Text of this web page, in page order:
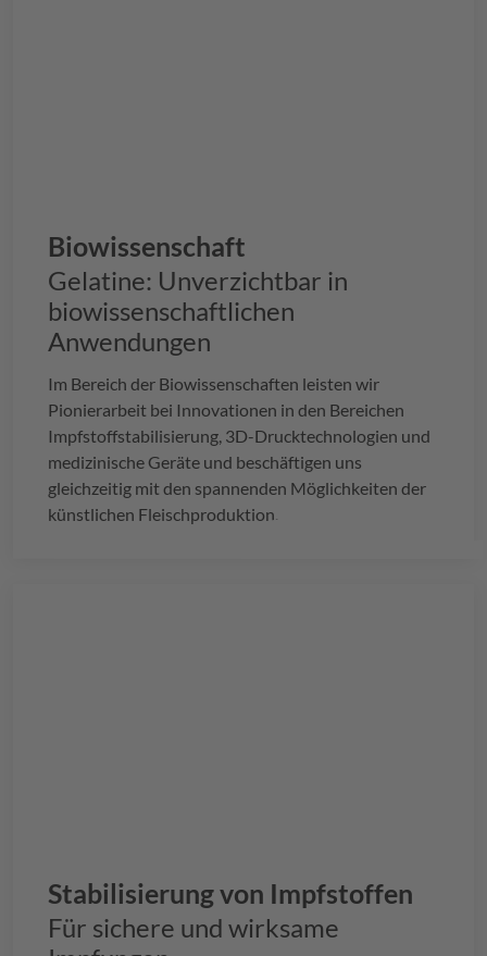
Biowissenschaft
Gelatine: Unverzichtbar in
biowissenschaftlichen
Anwendungen
Im Bereich der Biowissenschaften leisten wir
Pionierarbeit bei Innovationen in den Bereichen
Impfstoffstabilisierung, 3D-Drucktechnologien und
medizinische Geräte und beschäftigen uns
gleichzeitig mit den spannenden Möglichkeiten der
künstlichen Fleischproduktion.
Stabilisierung von Impfstoffen
Für sichere und wirksame